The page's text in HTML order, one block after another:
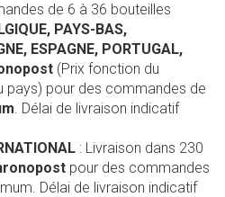
de 6 à 36 bouteilles
PAYS-BAS,
ESPAGNE, PORTUGAL,
(Prix fonction du
pays) pour des commandes de
. Délai de livraison indicatif
: Livraison dans 230
pour des commandes
Délai de livraison indicatif